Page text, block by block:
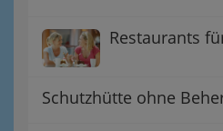
Restaurants
Schutzhütte ohne